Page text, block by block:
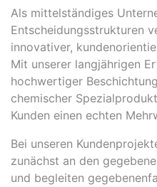
Als mittelständiges
Entscheidungsstrukturen
innovativer,
Mit unserer langjährigen
hochwertiger
chemischer
Kunden einen echten
Bei unseren
zunächst an den
und begleiten